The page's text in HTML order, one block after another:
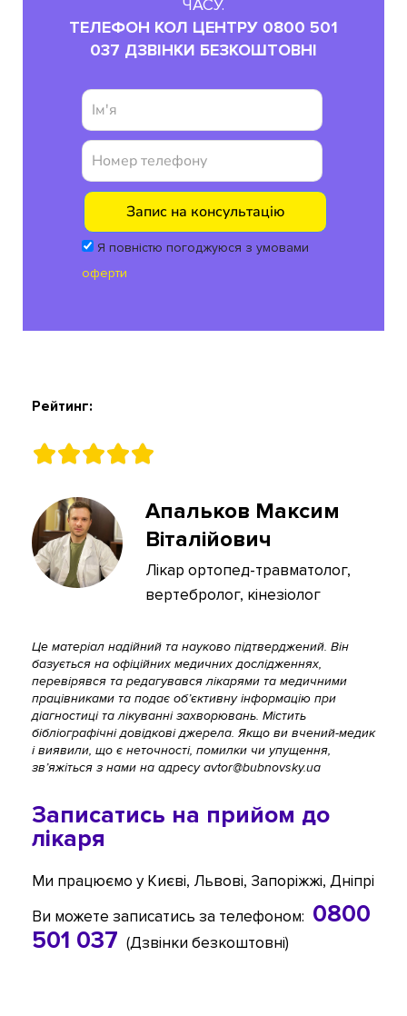
ЧАСУ.
ТЕЛЕФОН КОЛ ЦЕНТРУ 0800 501
037 ДЗВІНКИ БЕЗКОШТОВНІ
Я повністю погоджуюся з умовами
оферти
Рейтинг:
Апальков Максим
Віталійович
Лікар ортопед-травматолог,
вертебролог, кінезіолог
Це матеріал надійний та науково підтверджений. Він
базується на офіційних медичних дослідженнях,
перевірявся та редагувався лікарями та медичними
працівниками та подає об’єктивну інформацію при
діагностиці та лікуванні захворювань. Містить
бібліографічні довідкові джерела. Якщо ви вчений-медик
і виявили, що є неточності, помилки чи упущення,
зв’яжіться з нами на адресу avtor@bubnovsky.ua
Записатись на прийом до
лікаря
Ми працюємо у Києві, Львові, Запоріжжі, Дніпрі
Ви можете записатись за телефоном: 0800
501 037 (Дзвінки безкоштовні)